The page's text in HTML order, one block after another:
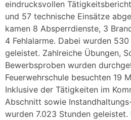
eindrucksvollen
und 57 technische Einsätze
kamen 8 Absperrdienste, 3
4 Fehlalarme. Dabei wurden
geleistet. Zahlreiche Übungen,
Bewerbsproben wurden
Feuerwehrschule besuchten 19
Inklusive der Tätigkeiten im
Abschnitt sowie
wurden 7.023 Stunden